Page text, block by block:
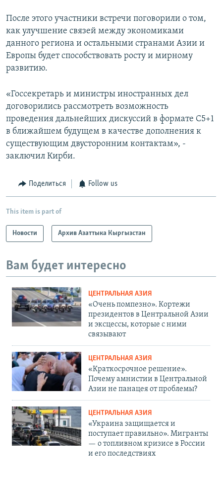
После этого участники встречи поговорили о том,
как улучшение связей между экономиками
данного региона и остальными странами Азии и
Европы будет способствовать росту и мирному
развитию.
«Госсекретарь и министры иностранных дел
договорились рассмотреть возможность
проведения дальнейших дискуссий в формате С5+1
в ближайшем будущем в качестве дополнения к
существующим двусторонним контактам», -
заключил Кирби.
Поделиться Follow us
This item is part of
Новости Архив Азаттыка Кыргызстан
Вам будет интересно
ЦЕНТРАЛЬНАЯ АЗИЯ
«Очень помпезно». Кортежи
президентов в Центральной Азии
и эксцессы, которые с ними
связывают
ЦЕНТРАЛЬНАЯ АЗИЯ
«Краткосрочное решение».
Почему амнистии в Центральной
Азии не панацея от проблемы?
ЦЕНТРАЛЬНАЯ АЗИЯ
«Украина защищается и
поступает правильно». Мигранты
— о топливном кризисе в России
и его последствиях